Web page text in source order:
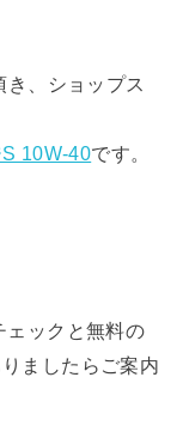
き、ショップス
10W-40です。
ェックと無料の
ましたらご案内